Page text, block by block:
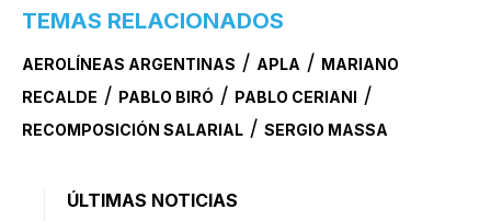
TEMAS RELACIONADOS
AEROLÍNEAS ARGENTINAS / APLA / MARIANO
RECALDE / PABLO BIRÓ / PABLO CERIANI /
RECOMPOSICIÓN SALARIAL / SERGIO MASSA
ÚLTIMAS NOTICIAS